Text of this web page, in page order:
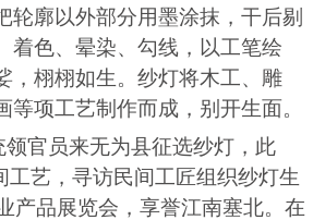
轮廓以外部分用墨涂抹，干后剔
着色、晕染、勾线，以工笔绘
，栩栩如生。纱灯将木工、雕
项工艺制作而成，别开生面。
官员来无为县征选纱灯，此
艺，寻访民间工匠组织纱灯生
产品展览会，享誉江南塞北。在